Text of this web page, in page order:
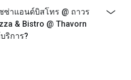
ซ่าแอนด์บิสโทร @ ถาวร
& Bistro @ Thavorn
ริการ?